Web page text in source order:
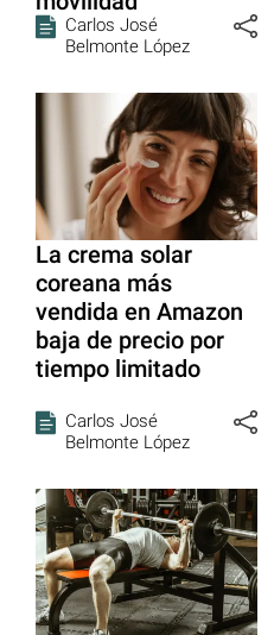
Carlos José
Belmonte López
La crema solar
coreana más
vendida en Amazon
baja de precio por
tiempo limitado
Carlos José
Belmonte López